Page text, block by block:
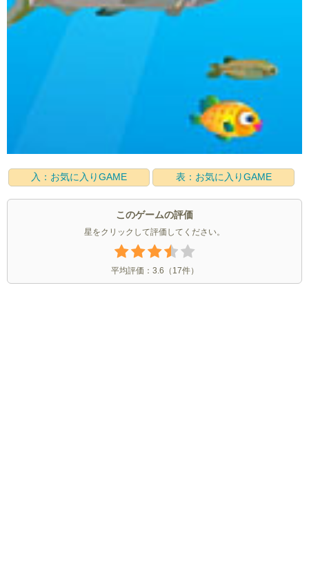
入：お気に入りGAME 表：お気に入りGAME
このゲームの評価
星をクリックして評価してください。
平均評価： 3.6 （ 17件）